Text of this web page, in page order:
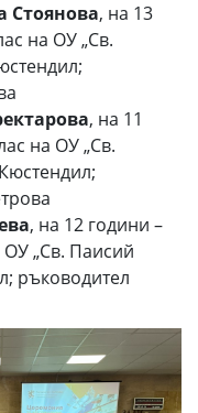
Стоянова, на 13
на ОУ „Св.
, на 11
на ОУ „Св.
, на 12 години –
ОУ „Св. Паисий
ръководител